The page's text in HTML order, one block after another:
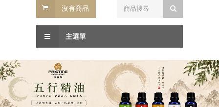
沒有商品
主選單